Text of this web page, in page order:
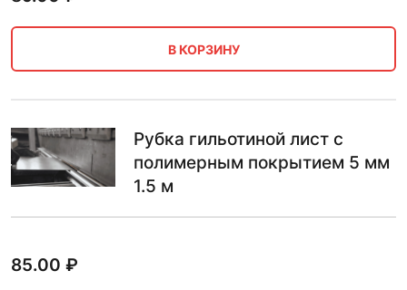
В КОРЗИНУ
Рубка гильотиной лист с
полимерным покрытием 5 мм
1.5 м
85.00 ₽